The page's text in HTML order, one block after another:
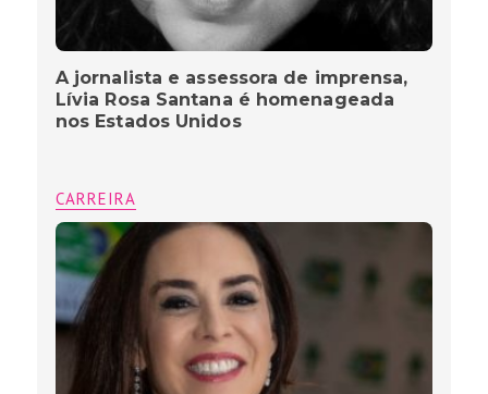
A jornalista e assessora de imprensa,
Lívia Rosa Santana é homenageada
nos Estados Unidos
CARREIRA